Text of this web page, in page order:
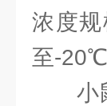
浓度
至-20℃
小